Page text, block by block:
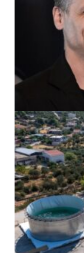
ΡΕΠΟΡΤΑΖ | 07/08/
Ο Δούκας για
μάχη των
μου να